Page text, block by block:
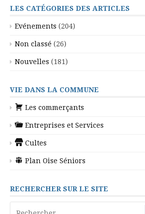
LES CATÉGORIES DES ARTICLES
Evénements (204)
Non classé (26)
Nouvelles (181)
VIE DANS LA COMMUNE
Les commerçants
Entreprises et Services
Cultes
Plan Oise Séniors
RECHERCHER SUR LE SITE